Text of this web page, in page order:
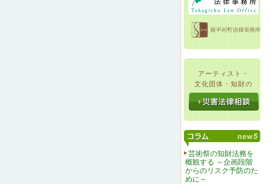
アーティスト・
文化団体・知財の
芸術祭の知財法務を
概観する ～企画段階
からのリスク予防のた
めに～